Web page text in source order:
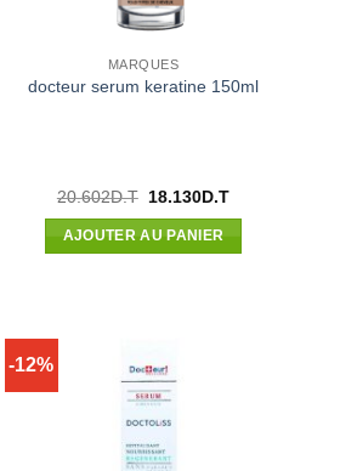
MARQUES
docteur serum keratine 150ml
20.602D.T Le
initial
était :
18.130D.TLe
AJOUTER AU PANIER
-12%